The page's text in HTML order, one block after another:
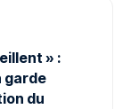
» :
garde
du